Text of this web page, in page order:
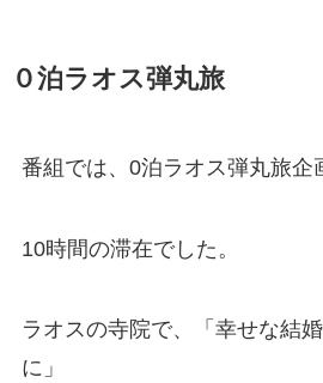
０泊ラオス弾丸旅
番組では、0泊ラオス弾丸旅企
10時間の滞在でした。
ラオスの寺院で、「幸せな結
に」